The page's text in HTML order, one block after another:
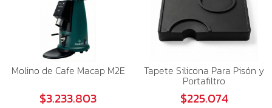
Molino de Cafe Macap M2E
$3.233.803
Tapete Silicona Para Pisón y
Portafiltro
$225.074